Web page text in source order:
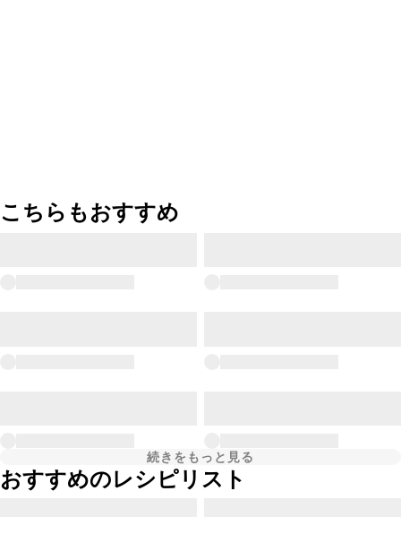
こちらもおすすめ
続きをもっと見る
おすすめのレシピリスト